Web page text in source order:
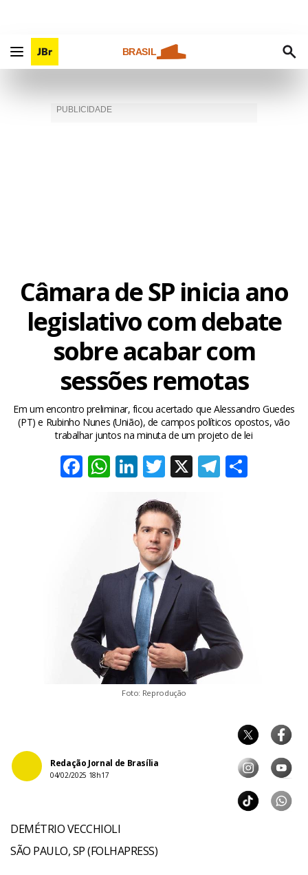
BRASIL
Câmara de SP inicia ano
legislativo com debate
sobre acabar com
sessões remotas
Em um encontro preliminar, ficou acertado que Alessandro Guedes
(PT) e Rubinho Nunes (União), de campos políticos opostos, vão
trabalhar juntos na minuta de um projeto de lei
Facebook
WhatsApp
LinkedIn
Twitter
X
Foto: Reprodução
Redação Jornal de Brasília
04/02/2025 18h17
DEMÉTRIO VECCHIOLI
SÃO PAULO, SP (FOLHAPRESS)